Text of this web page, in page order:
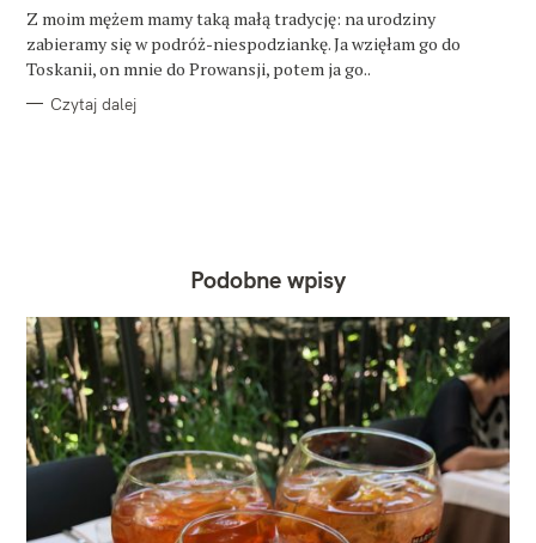
I
E
Z moim mężem mamy taką małą tradycję: na urodziny
zabieramy się w podróż-niespodziankę. Ja wzięłam go do
Toskanii, on mnie do Prowansji, potem ja go..
Czytaj dalej
Podobne wpisy